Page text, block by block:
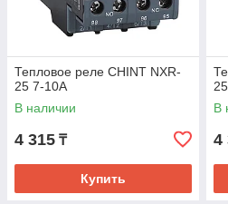
Тепловое реле CHINT NXR-
25 7-10A
В наличии
4 315 ₸
Купить
В
4